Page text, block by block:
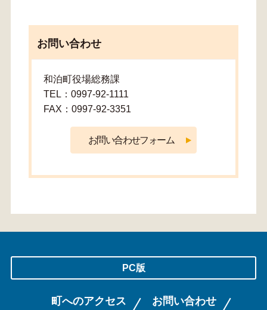
お問い合わせ
和泊町役場総務課
TEL：0997-92-1111
FAX：0997-92-3351
PC版
町へのアクセス お問い合わせ